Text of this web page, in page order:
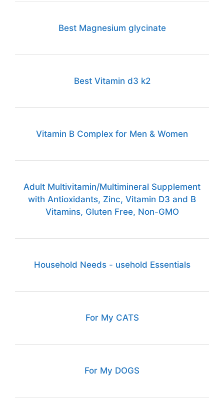
Best Magnesium glycinate
Best Vitamin d3 k2
Vitamin B Complex for Men & Women
Adult Multivitamin/Multimineral Supplement
with Antioxidants, Zinc, Vitamin D3 and B
Vitamins, Gluten Free, Non-GMO
Household Needs - usehold Essentials
For My CATS
For My DOGS